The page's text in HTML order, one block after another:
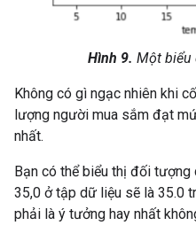
Hình 9. Một biểu
Không có gì ngạc nhiên khi
lượng người mua sắm đạt
nhất.
Bạn có thể biểu thị đối
35,0 ở tập dữ liệu sẽ là 35.0
phải là ý tưởng hay nhất